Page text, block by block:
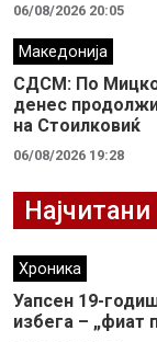
06/08/2026 20:05
Македонија
СДСМ: По
денес
на Стоилковиќ
06/08/2026 19:28
Хроника
Уапсен 19-
избега – „фиат